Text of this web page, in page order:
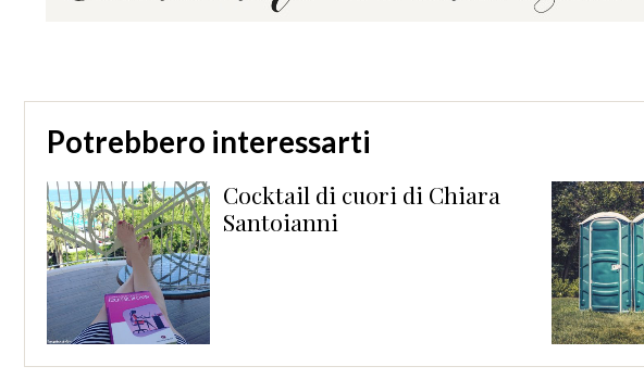
Potrebbero interessarti
Cocktail di cuori di Chiara
Santoianni